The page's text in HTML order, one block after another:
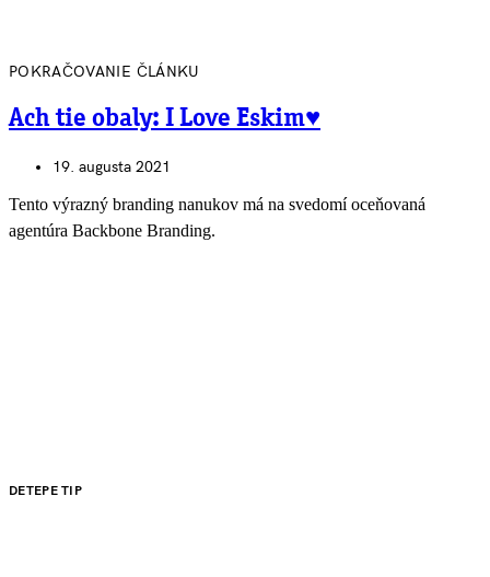
POKRAČOVANIE ČLÁNKU
Ach tie obaly: I Love Eskim♥
19. augusta 2021
Tento výrazný branding nanukov má na svedomí oceňovaná
agentúra Backbone Branding.
DETEPE TIP